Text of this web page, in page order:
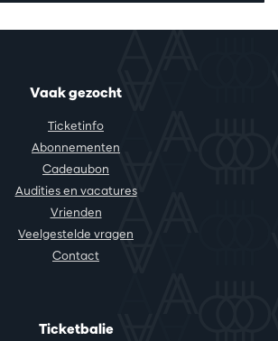
Vaak gezocht
Ticketinfo
Abonnementen
Cadeaubon
Audities en vacatures
Vrienden
Veelgestelde vragen
Contact
Ticketbalie